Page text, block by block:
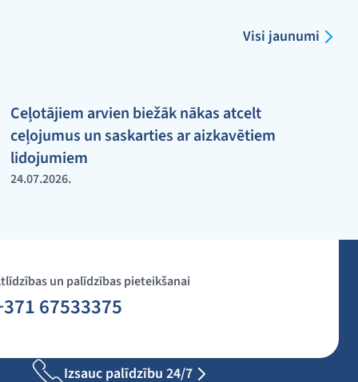
Visi jaunumi
Ceļotājiem arvien biežāk nākas atcelt
ceļojumus un saskarties ar aizkavētiem
lidojumiem
24.07.2026.
un palīdzības pieteikšanai
67533375
Izsauc palīdzību 24/7